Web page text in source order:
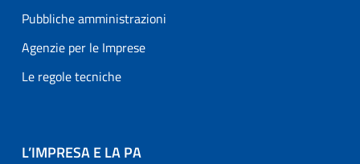
Pubbliche amministrazioni
Agenzie per le Imprese
Le regole tecniche
L’IMPRESA E LA PA